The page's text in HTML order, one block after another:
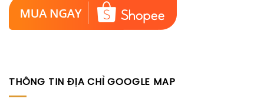
THÔNG TIN ĐỊA CHỈ GOOGLE MAP